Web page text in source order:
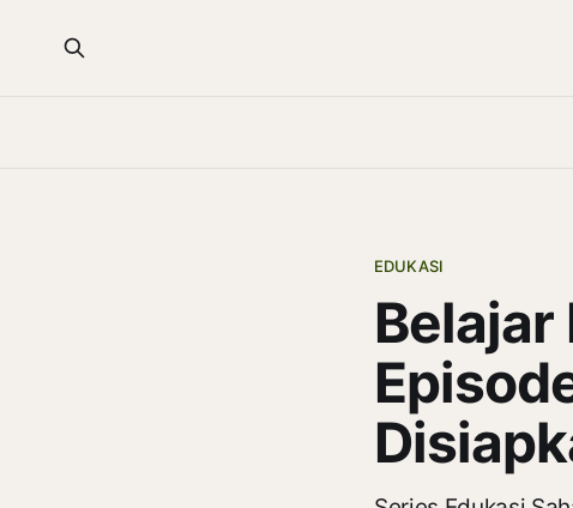
EDUKASI
Belajar